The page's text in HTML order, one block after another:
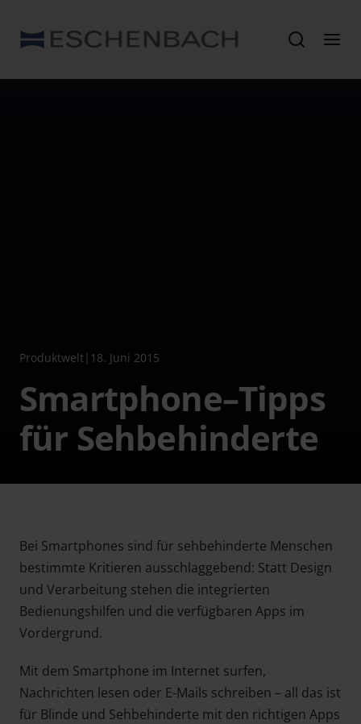
Produktwelt| 18. Juni 2015
Smartphone–Tipps
für Sehbehinderte
Bei Smartphones sind für sehbehinderte Menschen
bestimmte Kritieren ausschlaggebend: Statt Design
und Verarbeitung stehen die integrierten
Bedienungshilfen und die verfügbaren Apps im
Vordergrund.
Mit dem Smartphone im Internet surfen,
Nachrichten lesen oder E-Mails schreiben – all das ist
für Blinde und Sehbehinderte mit den richtigen Apps